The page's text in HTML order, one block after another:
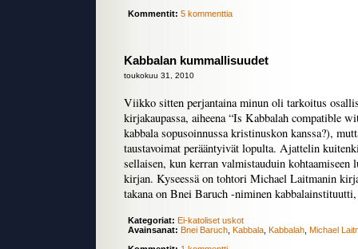
Kommentit: 5 kommenttia
Kabbalan kummallisuudet
toukokuu 31, 2010
Viikko sitten perjantaina minun oli tarkoitus
kirjakaupassa, aiheena “Is Kabbalah compatible
kabbala sopusoinnussa kristinuskon kanssa?),
taustavoimat perääntyivät lopulta. Ajattelin
sellaisen, kun kerran valmistauduin kohtaamiseen
kirjan. Kyseessä on tohtori Michael Laitmanin
takana on Bnei Baruch -niminen
Kategoriat: Ei-katoliset uskot
Avainsanat: Bnei Baruch Kabbala Kabbalah Michael